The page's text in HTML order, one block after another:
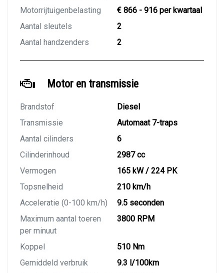
Motorrijtuigenbelasting
€ 866 - 916 per kwartaal
Aantal sleutels
2
Aantal handzenders
2
Motor en transmissie
Brandstof
Diesel
Transmissie
Automaat 7-traps
Aantal cilinders
6
Cilinderinhoud
2987 cc
Vermogen
165 kW / 224 PK
Topsnelheid
210 km/h
Acceleratie (0-100 km/h)
9.5 seconden
Maximum aantal toeren
per minuut
3800 RPM
Koppel
510 Nm
Gemiddeld verbruik
9.3 l/100km